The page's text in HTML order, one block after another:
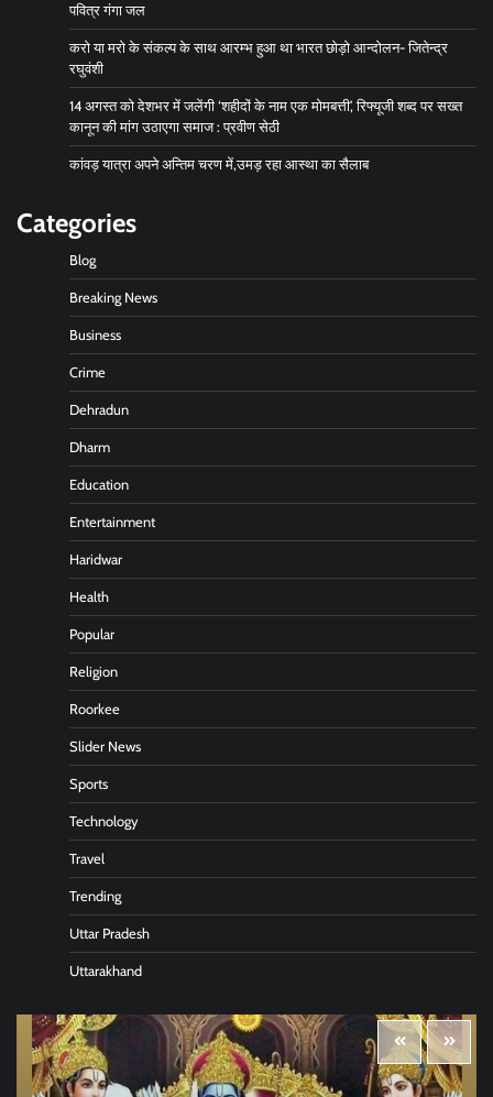
पवित्र गंगा जल
करो या मरो के संकल्प के साथ आरम्भ हुआ था भारत छोड़ो आन्दोलन- जितेन्द्र
रघुवंशी
14 अगस्त को देशभर में जलेंगी ‘शहीदों के नाम एक मोमबत्ती’, रिफ्यूजी शब्द पर सख्त
कानून की मांग उठाएगा समाज : प्रवीण सेठी
कांवड़ यात्रा अपने अन्तिम चरण में,उमड़ रहा आस्था का सैलाब
Categories
Blog
Breaking News
Business
Crime
Dehradun
Dharm
Education
Entertainment
Haridwar
Health
Popular
Religion
Roorkee
Slider News
Sports
Technology
Travel
Trending
Uttar Pradesh
Uttarakhand